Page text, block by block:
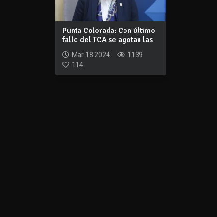
Punta Colorada: Con último
fallo del TCA se agotan las
Mar 18 2024
1139
114